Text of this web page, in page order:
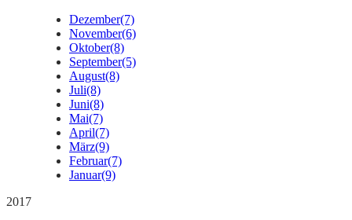
Dezember(7)
November(6)
Oktober(8)
September(5)
August(8)
Juli(8)
Juni(8)
Mai(7)
April(7)
März(9)
Februar(7)
Januar(9)
2017